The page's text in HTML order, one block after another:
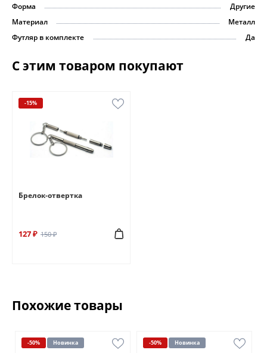
Форма
Другие
Материал
Металл
Футляр в комплекте
Да
С этим товаром покупают
-15%
Брелок-отвертка
127 ₽ 150 ₽
Похожие товары
-50% Новинка -50% Новинка